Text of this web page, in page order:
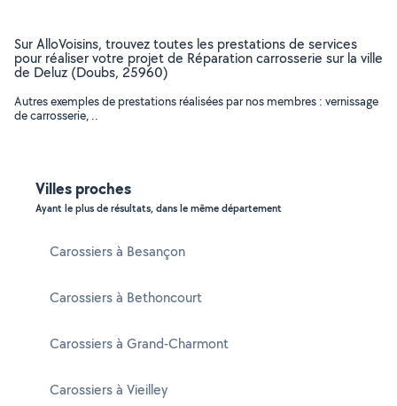
Sur AlloVoisins, trouvez toutes les prestations de services
pour réaliser votre projet de Réparation carrosserie sur la ville
de Deluz (Doubs, 25960)
Autres exemples de prestations réalisées par nos membres : vernissage
de carrosserie, ..
Villes proches
Ayant le plus de résultats, dans le même département
Carossiers à Besançon
Carossiers à Bethoncourt
Carossiers à Grand-Charmont
Carossiers à Vieilley